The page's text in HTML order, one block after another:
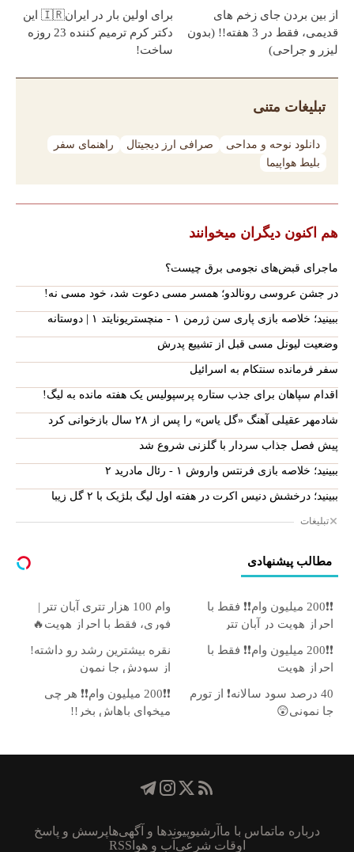
از بین بردن جای زخم های
قدیمی، فقط در 3 هفته!! (بدون
لیزر و جراحی)
برای اولین بار در ایران🇮🇷 این
دکتر کرم ترمیم کننده 23 روزه
ساخت!
تبلیغات متنی
دانلود نوحه و مداحی صرافی ارز دیجیتال
راهنمای سفر
بلیط هواپیما
هم اکنون دیگران میخوانند
ماجرای قبض‌های نجومی برق چیست؟
در جشن عروسی رونالدو؛ همسر مسی دعوت شد، خود مسی نه!
ببینید؛ خلاصه بازی پاری سن ژرمن ۱ - منچستریونایتد ۱ | دوستانه
وضعیت لیونل مسی قبل از تشییع پدرش
سفر فرمانده سنتکام به اسرائیل
اقدام سپاهان برای جذب ستاره پرسپولیس یک هفته مانده به لیگ!
شادمهر عقیلی آهنگ «گل یاس» را پس از ۲۸ سال بازخوانی کرد
پیش فصل جذاب سردار با گلزنی شروع شد
ببینید؛ خلاصه بازی فرنتس واروش ۱ - رئال مادرید ۲
ببینید؛ درخشش دنیس اکرت در هفته اول لیگ بلژیک با ۲ گل زیبا
تبلیغات
مطالب پیشنهادی
❗❗200 میلیون وام❗❗ فقط با
احراز هویت در آبان تتر
وام 100 هزار تتری آبان تتر |
فوری، فقط با احراز هویت🔥
❗❗200 میلیون وام❗❗ فقط با
احراز هویت
نقره بیشترین رشد رو داشته!
از سودش جا نمون
40 درصد سود سالانه❗ از تورم
جا نمونی😲
❗❗200 میلیون وام❗❗ هر چی
میخوای باهاش بخر!!
درباره ماتماس با ما آرشیوپیوند‌ها و آگهی‌هاپرسش و پاسخ
اوقات شرعی آب و هوا RSS